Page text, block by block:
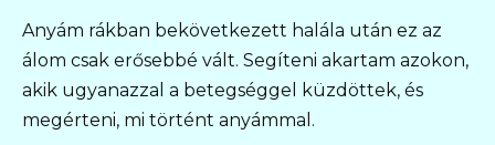
Anyám rákban bekövetkezett halála után ez az
álom csak erősebbé vált. Segíteni akartam azokon,
akik ugyanazzal a betegséggel küzdöttek, és
megérteni, mi történt anyámmal.